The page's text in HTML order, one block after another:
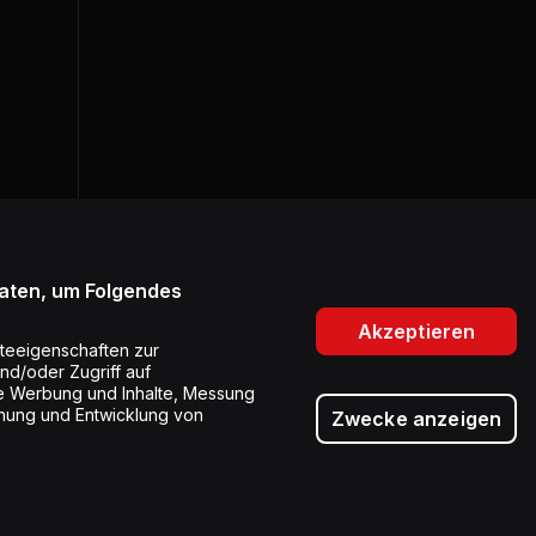
um Folgendes
zur
oder Zugriff auf
Werbung und Inhalte, Messung
und Entwicklung von
Akzeptieren
Zwecke anzeigen